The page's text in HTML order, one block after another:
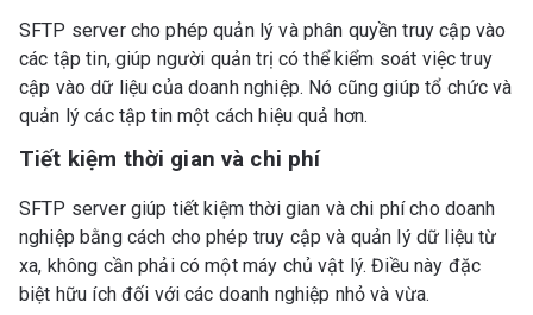
SFTP server cho phép quản lý và phân quyền truy cập vào
các tập tin, giúp người quản trị có thể kiểm soát việc truy
cập vào dữ liệu của doanh nghiệp. Nó cũng giúp tổ chức và
quản lý các tập tin một cách hiệu quả hơn.
Tiết kiệm thời gian và chi phí
SFTP server giúp tiết kiệm thời gian và chi phí cho doanh
nghiệp bằng cách cho phép truy cập và quản lý dữ liệu từ
xa, không cần phải có một máy chủ vật lý. Điều này đặc
biệt hữu ích đối với các doanh nghiệp nhỏ và vừa.